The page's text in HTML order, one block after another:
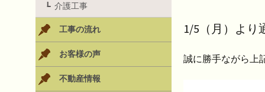
1/5（月）より
誠に勝手ながら上
介護工事
工事の流れ
お客様の声
不動産情報